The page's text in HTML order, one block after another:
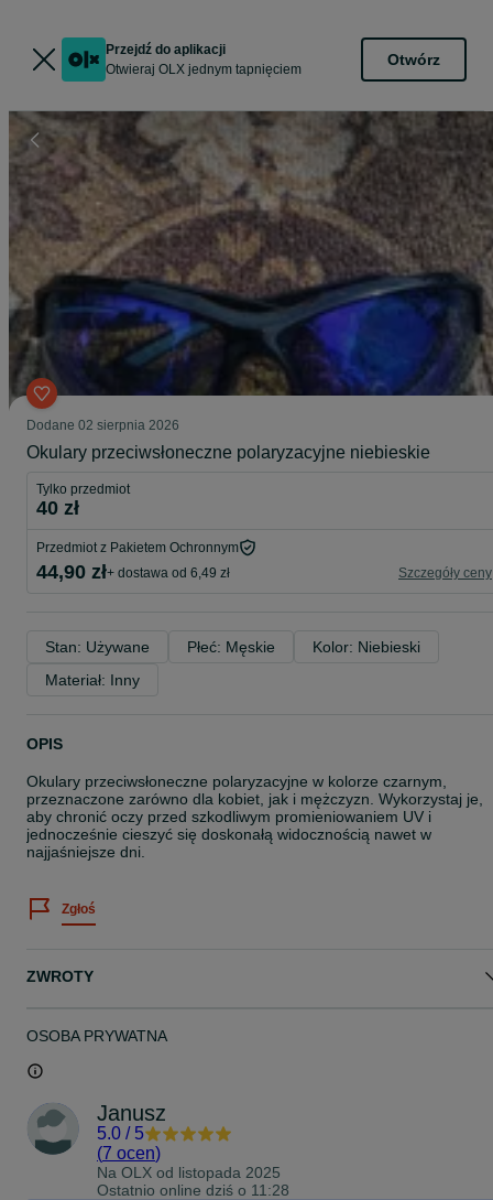
Przejdź do aplikacji
Otwieraj OLX jednym tapnięciem
Otwórz
Dodane 02 sierpnia 2026
Okulary przeciwsłoneczne polaryzacyjne niebieskie
Tylko przedmiot
40 zł
Przedmiot z Pakietem Ochronnym
44,90 zł+ dostawa od 6,49 zł Szczegóły ceny
Stan: Używane Płeć: Męskie
Kolor: Niebieski
Materiał: Inny
OPIS
Okulary przeciwsłoneczne polaryzacyjne w kolorze czarnym,
przeznaczone zarówno dla kobiet, jak i mężczyzn. Wykorzystaj je,
aby chronić oczy przed szkodliwym promieniowaniem UV i
jednocześnie cieszyć się doskonałą widocznością nawet w
najjaśniejsze dni.
Zgłoś
ZWROTY
OSOBA PRYWATNA
Janusz
5.0 / 5
(7 ocen)
Na OLX od listopada 2025
Ostatnio online dziś o 11:28